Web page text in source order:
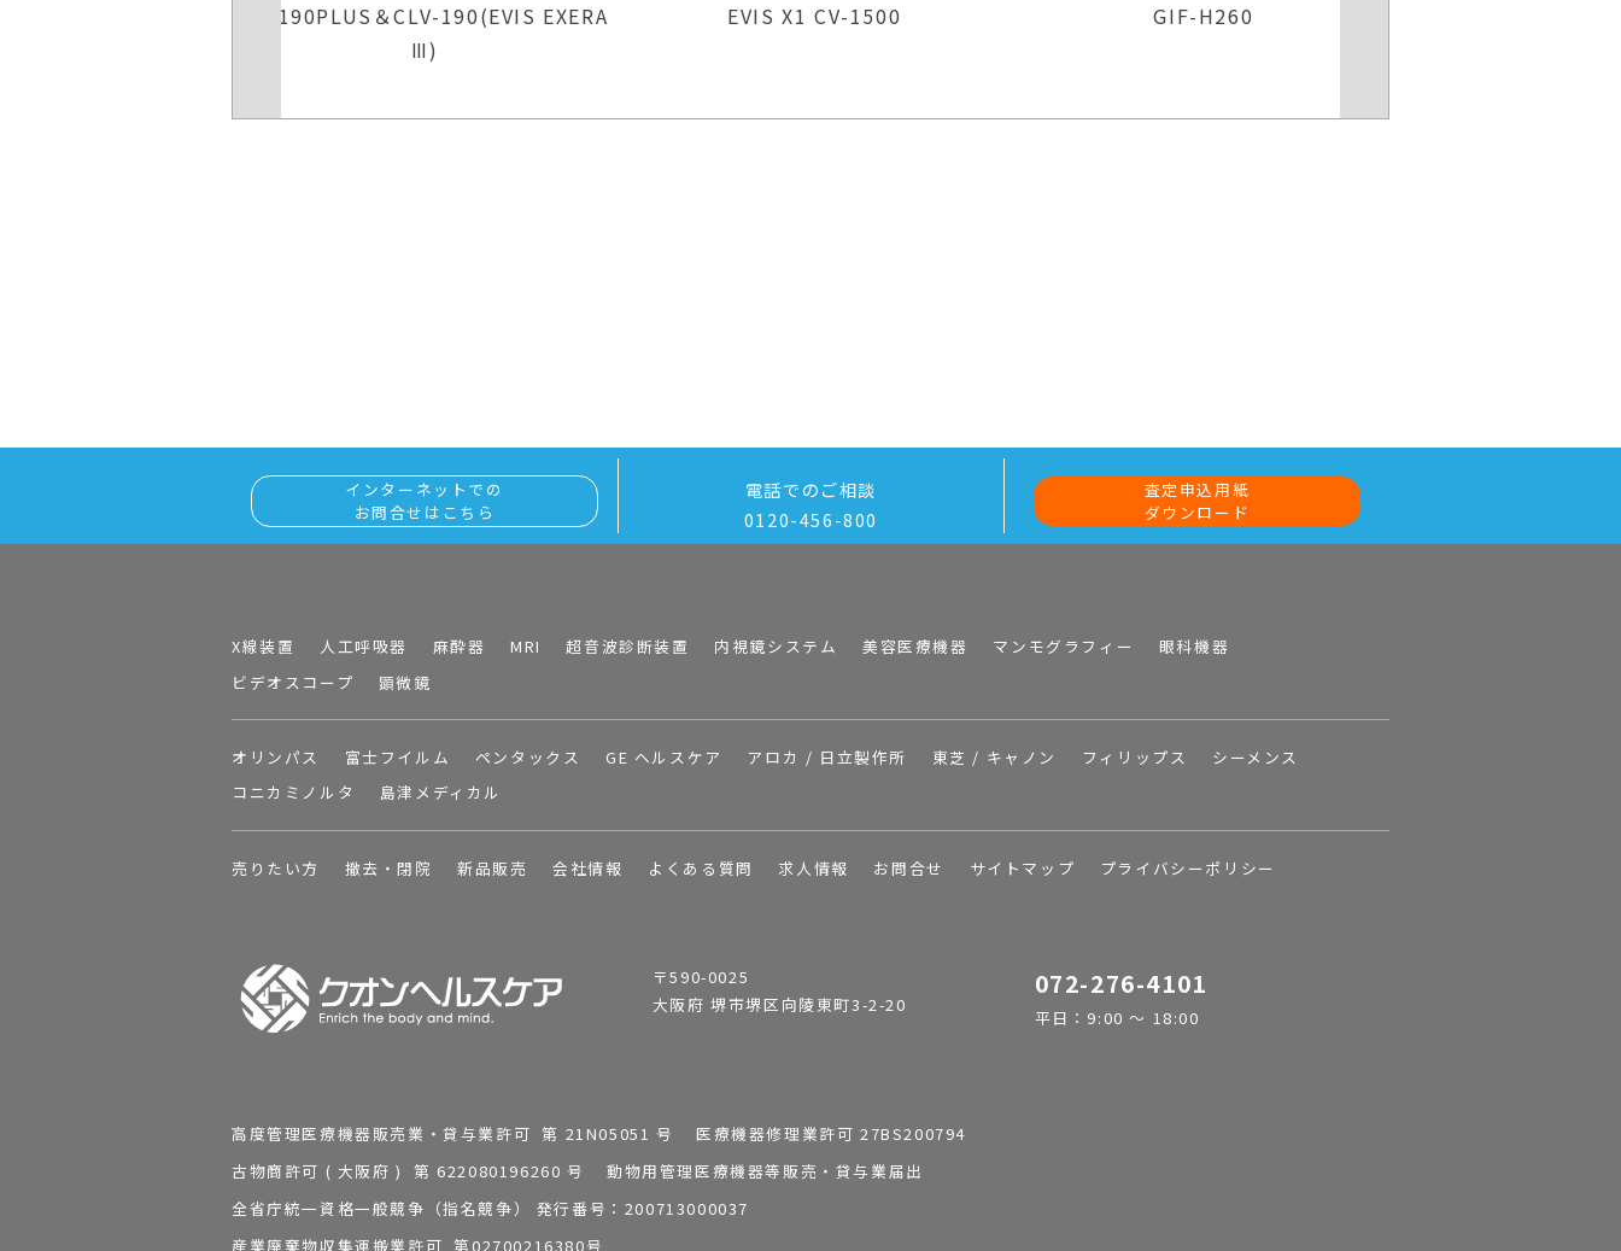
CV-190PLUS＆CLV-190(EVIS EXERA
EVIS X1 CV-1500
インターネットでの
お問合せはこちら
電話でのご相談
0120-456-800
査定申込用紙
ダウンロード
X線装置 人工呼吸器 麻酔器 MRI 超音波診断装置 内視鏡システム 美容医療機器 マンモグラフィー
眼科機器
ビデオスコープ
顕微鏡
オリンパス 富士フイルム ペンタックス GE ヘルスケア アロカ / 日立製作所 東芝 / キャノン フィリップス
シーメンス
コニカミノルタ
島津メディカル
売りたい方 撤去・閉院 新品販売 会社情報 よくある質問 求人情報 お問合せ サイトマップ プライバシーポリシー
〒590-0025
大阪府 堺市堺区向陵東町3-2-20
072-276-4101
平日：9:00 ～ 18:00
高度管理医療機器販売業・貸与業許可 第 21N05051 号 医療機器修理業許可 27BS200794
古物商許可 ( 大阪府 ) 第 622080196260 号 動物用管理医療機器等販売・貸与業届出
全省庁統一資格一般競争（指名競争） 発行番号：200713000037
産業廃棄物収集運搬業許可 第02700216380号